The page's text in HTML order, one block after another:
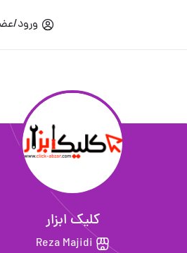
ورود/
کلیک ابزار
Reza Majidi